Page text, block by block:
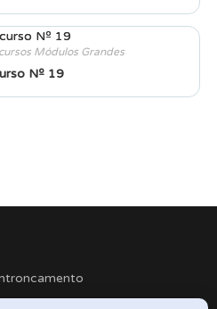
Módulos Grandes
Nº 19